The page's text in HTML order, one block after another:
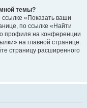
темы?
«Показать ваши
по ссылке «Найти
профиля на конференции
на главной странице.
страницу расширенного